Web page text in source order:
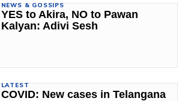
NEWS & GOSSIPS
YES to Akira, NO to Pawan
Kalyan: Adivi Sesh
LATEST
COVID: New cases in Telangana